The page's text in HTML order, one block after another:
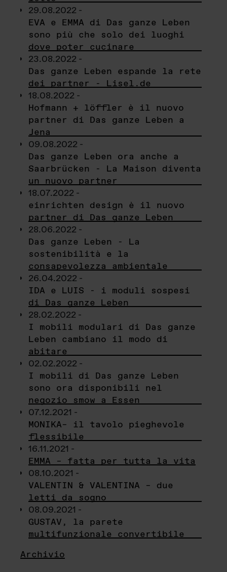
29.08.2022 -
EVA e EMMA di Das ganze Leben
sono più che solo dei luoghi
dove poter cucinare
23.08.2022 -
Das ganze Leben espande la rete
dei partner - Lisel.de
18.08.2022 -
Hofmann + löffler è il nuovo
partner di Das ganze Leben a
Jena
09.08.2022 -
Das ganze Leben ora anche a
Saarbrücken - La Maison diventa
un nuovo partner
18.07.2022 -
einrichten design è il nuovo
partner di Das ganze Leben
28.06.2022 -
Das ganze Leben - La
sostenibilità e la
consapevolezza ambientale
26.04.2022 -
IDA e LUIS - i moduli sospesi
di Das ganze Leben
28.02.2022 -
I mobili modulari di Das ganze
Leben cambiano il modo di
abitare
02.02.2022 -
I mobili di Das ganze Leben
sono ora disponibili nel
negozio smow a Essen
07.12.2021 -
MONIKA– il tavolo pieghevole
flessibile
16.11.2021 -
EMMA – fatta per tutta la vita
08.10.2021 -
VALENTIN & VALENTINA – due
letti da sogno
08.09.2021 -
GUSTAV, la parete
multifunzionale convertibile
Archivio